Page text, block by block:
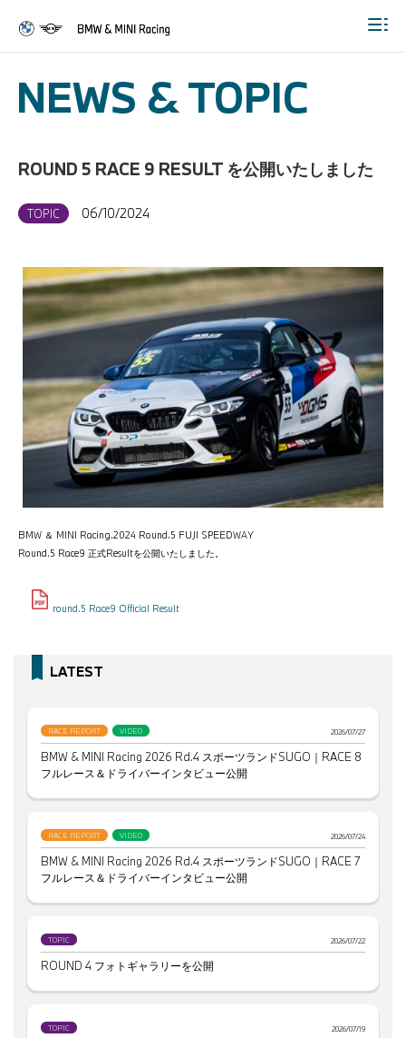
NEWS & TOPIC
ROUND 5 RACE 9 RESULT を公開いたしました
TOPIC 06/10/2024
BMW ＆ MINI Racing.2024 Round.5 FUJI SPEEDWAY
Round.5 Race9 正式Resultを公開いたしました。
round.5 Race9 Official Result
LATEST
RACE REPORT VIDEO 2026/07/27
BMW & MINI Racing 2026 Rd.4 スポーツランドSUGO｜RACE 8
フルレース＆ドライバーインタビュー公開
RACE REPORT VIDEO 2026/07/24
BMW & MINI Racing 2026 Rd.4 スポーツランドSUGO｜RACE 7
フルレース＆ドライバーインタビュー公開
TOPIC 2026/07/22
ROUND 4 フォトギャラリーを公開
TOPIC 2026/07/19